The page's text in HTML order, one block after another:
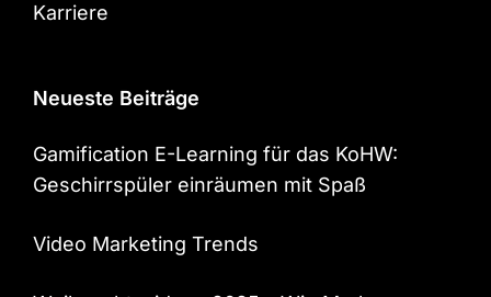
Karriere
Neueste Beiträge
Gamification E-Learning für das KoHW:
Geschirrspüler einräumen mit Spaß
Video Marketing Trends